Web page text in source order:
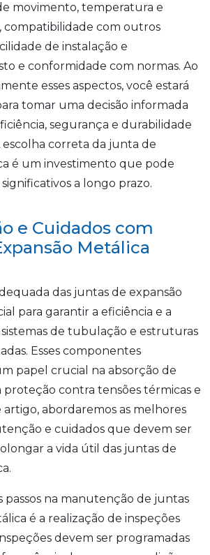
movimento, temperatura e
compatibilidade com outros
de instalação e
e conformidade com normas. Ao
esses aspectos, você estará
tomar uma decisão informada
segurança e durabilidade
escolha correta da junta de
é um investimento que pode
a longo prazo.
e Cuidados com
Metálica
das juntas de expansão
para garantir a eficiência e a
de tubulação e estruturas
Esses componentes
papel crucial na absorção de
proteção contra tensões térmicas e
artigo, abordaremos as melhores
e cuidados que devem ser
a vida útil das juntas de
passos na manutenção de juntas
é a realização de inspeções
devem ser programadas